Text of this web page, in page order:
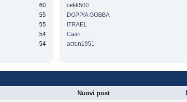
60
55
55
54
54
cekk500
DOPPIA GOBBA
ITRAEL
Cash
acton1951
Nuovi post